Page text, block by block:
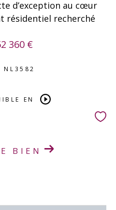
d’exception au cœur
résidentiel recherché
360 €
NL3582
EN
BIEN